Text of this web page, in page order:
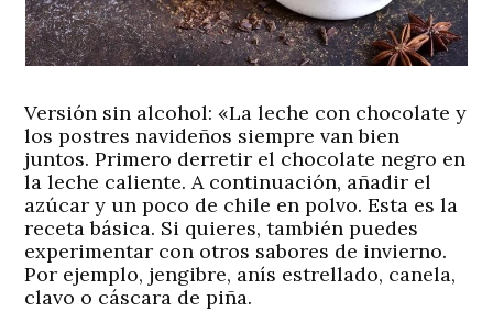
Versión sin alcohol: «La leche con chocolate y
los postres navideños siempre van bien
juntos. Primero derretir el chocolate negro en
la leche caliente. A continuación, añadir el
azúcar y un poco de chile en polvo. Esta es la
receta básica. Si quieres, también puedes
experimentar con otros sabores de invierno.
Por ejemplo, jengibre, anís estrellado, canela,
clavo o cáscara de piña.